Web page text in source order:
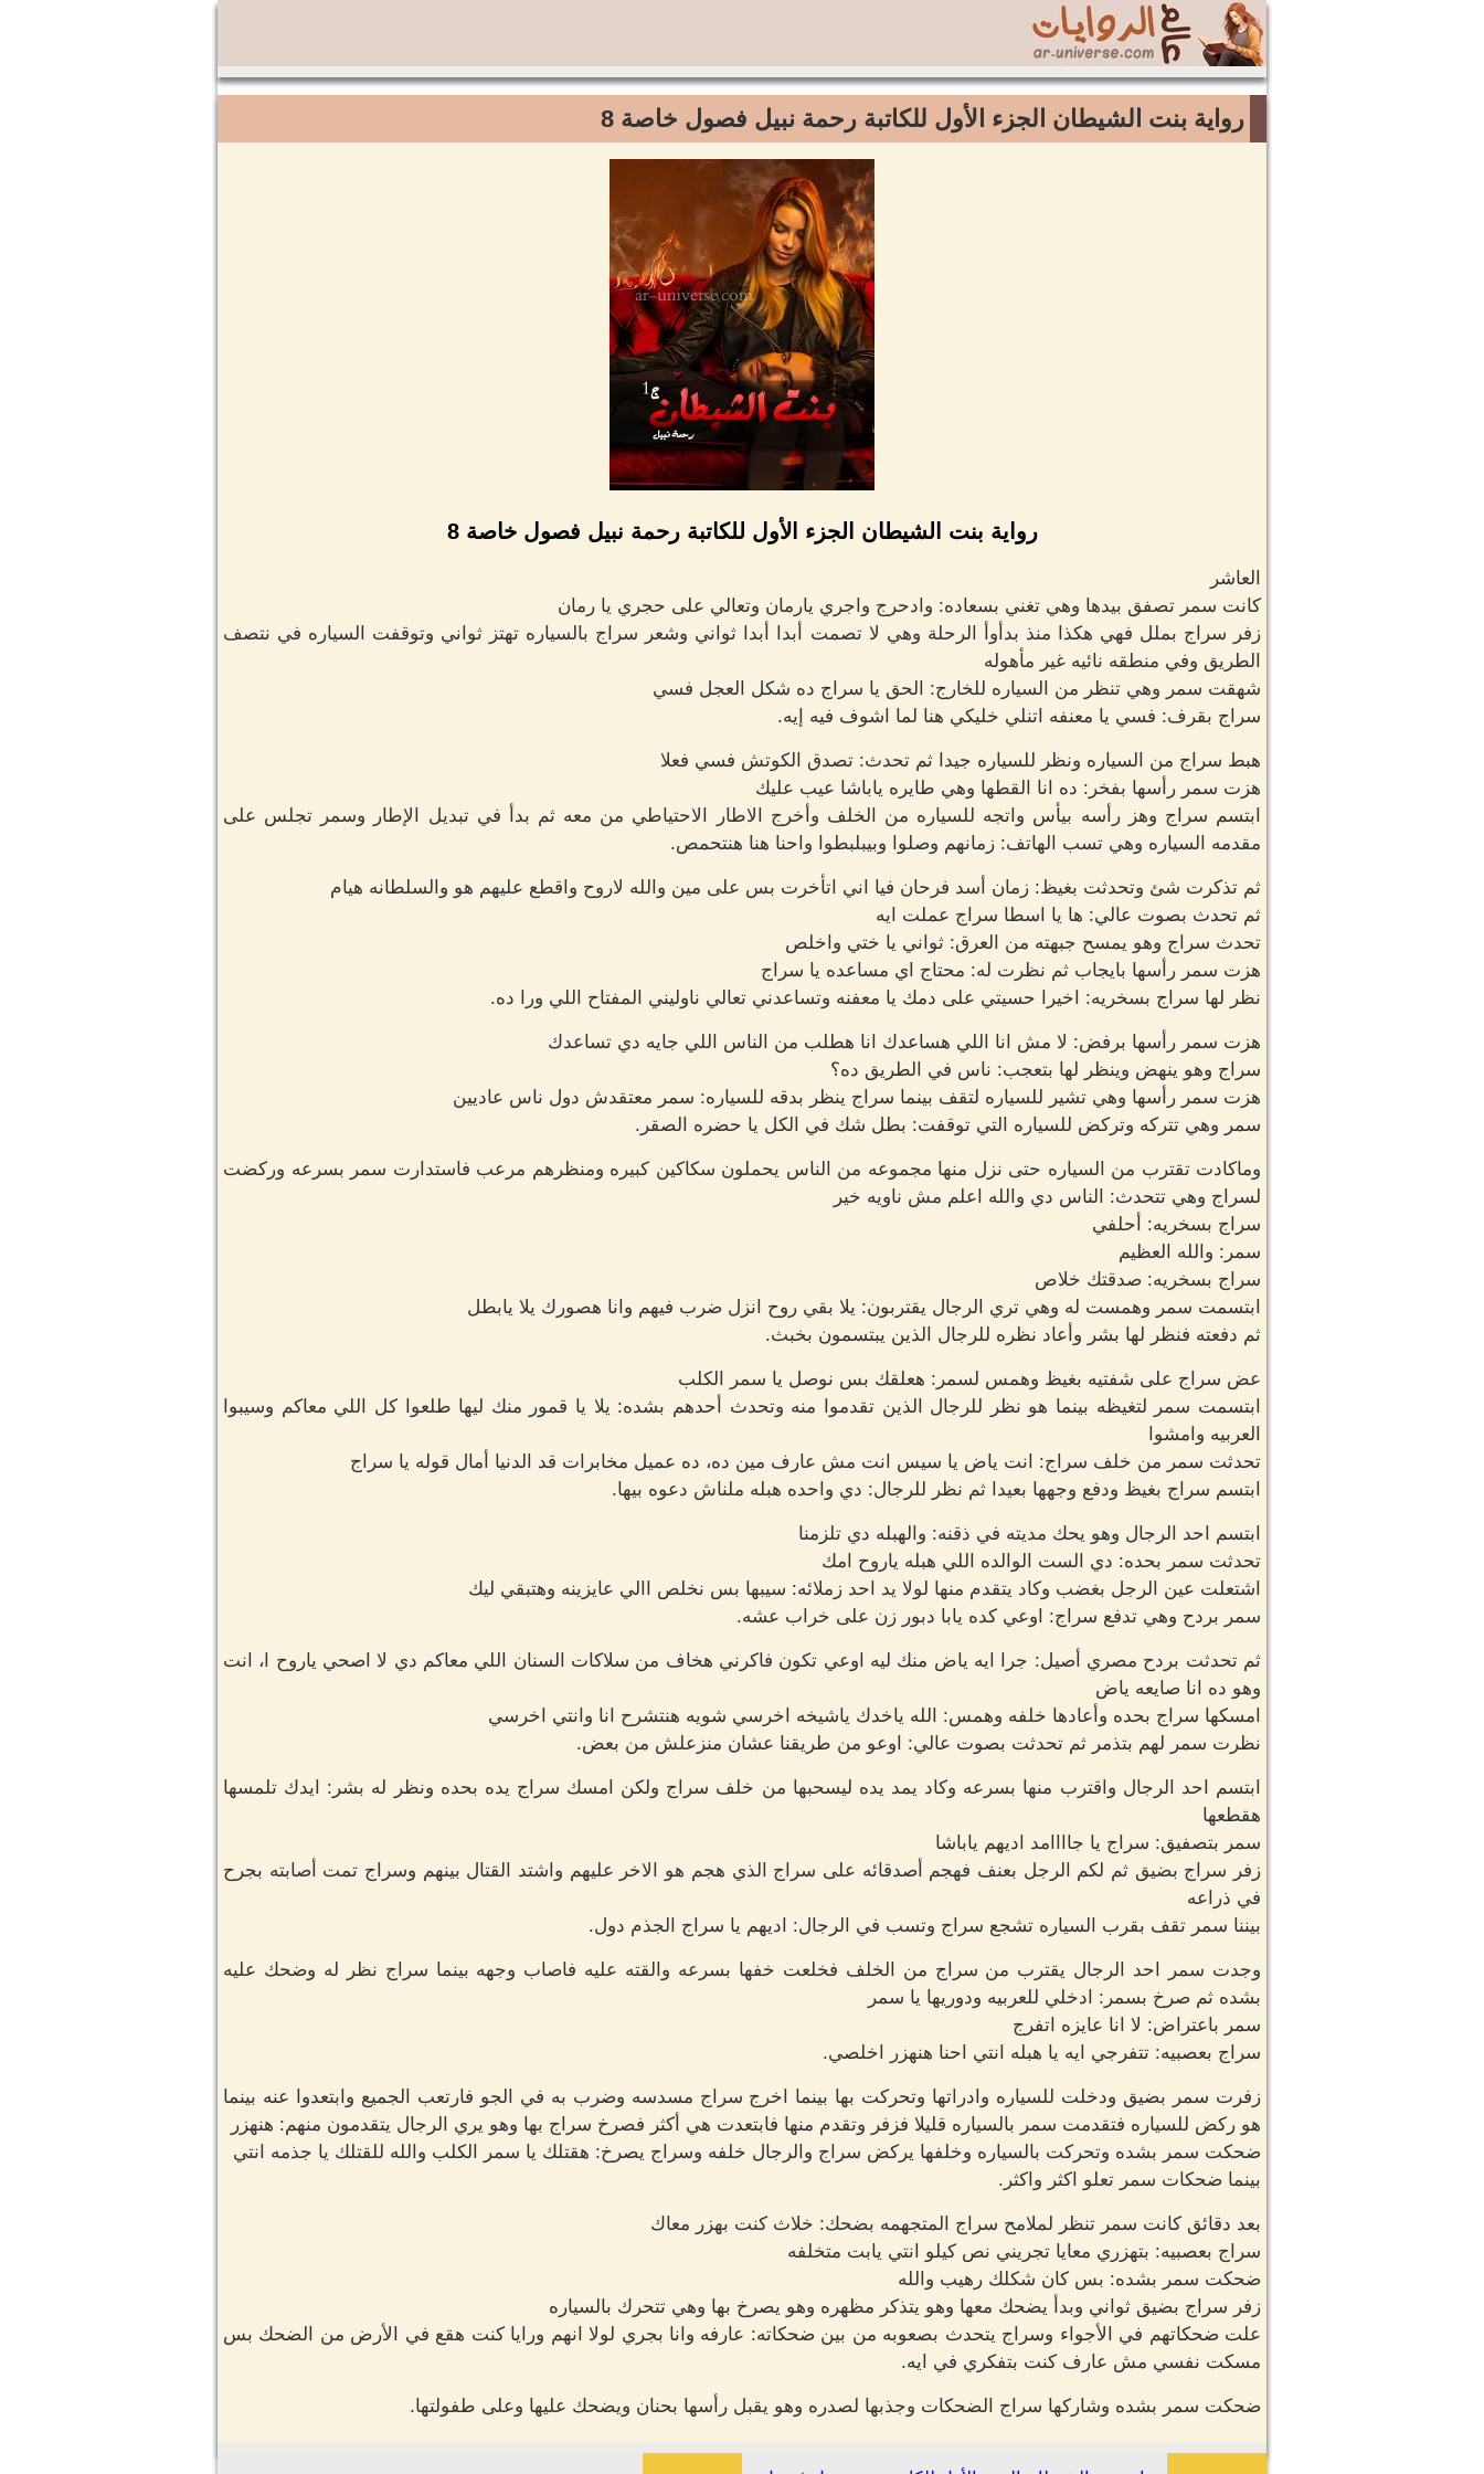
رواية بنت الشيطان الجزء الأول للكاتبة رحمة نبيل فصول خاصة 8
رواية بنت الشيطان الجزء الأول للكاتبة رحمة نبيل فصول خاصة 8
العاشر
كانت سمر تصفق بيدها وهي تغني بسعاده: وادحرج واجري يارمان وتعالي على حجري يا رمان
زفر سراج بملل فهي هكذا منذ بدأوأ الرحلة وهي لا تصمت أبدا أبدا ثواني وشعر سراج بالسياره تهتز ثواني وتوقفت السياره في نتصف
الطريق وفي منطقه نائيه غير مأهوله
شهقت سمر وهي تنظر من السياره للخارج: الحق يا سراج ده شكل العجل فسي
سراج بقرف: فسي يا معنفه اتنلي خليكي هنا لما اشوف فيه إيه.
هبط سراج من السياره ونظر للسياره جيدا ثم تحدث: تصدق الكوتش فسي فعلا
هزت سمر رأسها بفخر: ده انا القطها وهي طايره ياباشا عيب عليك
ابتسم سراج وهز رأسه بيأس واتجه للسياره من الخلف وأخرج الاطار الاحتياطي من معه ثم بدأ في تبديل الإطار وسمر تجلس على
مقدمه السياره وهي تسب الهاتف: زمانهم وصلوا وبيبلبطوا واحنا هنا هنتحمص.
ثم تذكرت شئ وتحدثت بغيظ: زمان أسد فرحان فيا اني اتأخرت بس على مين والله لاروح واقطع عليهم هو والسلطانه هيام
ثم تحدث بصوت عالي: ها يا اسطا سراج عملت ايه
تحدث سراج وهو يمسح جبهته من العرق: ثواني يا ختي واخلص
هزت سمر رأسها بايجاب ثم نظرت له: محتاج اي مساعده يا سراج
نظر لها سراج بسخريه: اخيرا حسيتي على دمك يا معفنه وتساعدني تعالي ناوليني المفتاح اللي ورا ده.
هزت سمر رأسها برفض: لا مش انا اللي هساعدك انا هطلب من الناس اللي جايه دي تساعدك
سراج وهو ينهض وينظر لها بتعجب: ناس في الطريق ده؟
هزت سمر رأسها وهي تشير للسياره لتقف بينما سراج ينظر بدقه للسياره: سمر معتقدش دول ناس عاديين
سمر وهي تتركه وتركض للسياره التي توقفت: بطل شك في الكل يا حضره الصقر.
وماكادت تقترب من السياره حتى نزل منها مجموعه من الناس يحملون سكاكين كبيره ومنظرهم مرعب فاستدارت سمر بسرعه وركضت
لسراج وهي تتحدث: الناس دي والله اعلم مش ناويه خير
سراج بسخريه: أحلفي
سمر: والله العظيم
سراج بسخريه: صدقتك خلاص
ابتسمت سمر وهمست له وهي تري الرجال يقتربون: يلا بقي روح انزل ضرب فيهم وانا هصورك يلا يابطل
ثم دفعته فنظر لها بشر وأعاد نظره للرجال الذين يبتسمون بخبث.
عض سراج على شفتيه بغيظ وهمس لسمر: هعلقك بس نوصل يا سمر الكلب
ابتسمت سمر لتغيظه بينما هو نظر للرجال الذين تقدموا منه وتحدث أحدهم بشده: يلا يا قمور منك ليها طلعوا كل اللي معاكم وسيبوا
العربيه وامشوا
تحدثت سمر من خلف سراج: انت ياض يا سيس انت مش عارف مين ده، ده عميل مخابرات قد الدنيا أمال قوله يا سراج
ابتسم سراج بغيظ ودفع وجهها بعيدا ثم نظر للرجال: دي واحده هبله ملناش دعوه بيها.
ابتسم احد الرجال وهو يحك مديته في ذقنه: والهبله دي تلزمنا
تحدثت سمر بحده: دي الست الوالده اللي هبله ياروح امك
اشتعلت عين الرجل بغضب وكاد يتقدم منها لولا يد احد زملائه: سيبها بس نخلص االي عايزينه وهتبقي ليك
سمر بردح وهي تدفع سراج: اوعي كده يابا دبور زن على خراب عشه.
ثم تحدثت بردح مصري أصيل: جرا ايه ياض منك ليه اوعي تكون فاكرني هخاف من سلاكات السنان اللي معاكم دي لا اصحي ياروح ا، انت
وهو ده انا صايعه ياض
امسكها سراج بحده وأعادها خلفه وهمس: الله ياخدك ياشيخه اخرسي شويه هنتشرح انا وانتي اخرسي
نظرت سمر لهم بتذمر ثم تحدثت بصوت عالي: اوعو من طريقنا عشان منزعلش من بعض.
ابتسم احد الرجال واقترب منها بسرعه وكاد يمد يده ليسحبها من خلف سراج ولكن امسك سراج يده بحده ونظر له بشر: ايدك تلمسها
هقطعها
سمر بتصفيق: سراج يا جاااامد اديهم ياباشا
زفر سراج بضيق ثم لكم الرجل بعنف فهجم أصدقائه على سراج الذي هجم هو الاخر عليهم واشتد القتال بينهم وسراج تمت أصابته بجرح
في ذراعه
بيننا سمر تقف بقرب السياره تشجع سراج وتسب في الرجال: اديهم يا سراج الجذم دول.
وجدت سمر احد الرجال يقترب من سراج من الخلف فخلعت خفها بسرعه والقته عليه فاصاب وجهه بينما سراج نظر له وضحك عليه
بشده ثم صرخ بسمر: ادخلي للعربيه ودوريها يا سمر
سمر باعتراض: لا انا عايزه اتفرج
سراج بعصبيه: تتفرجي ايه يا هبله انتي احنا هنهزر اخلصي.
زفرت سمر بضيق ودخلت للسياره وادراتها وتحركت بها بينما اخرج سراج مسدسه وضرب به في الجو فارتعب الجميع وابتعدوا عنه بينما
هو ركض للسياره فتقدمت سمر بالسياره قليلا فزفر وتقدم منها فابتعدت هي أكثر فصرخ سراج بها وهو يري الرجال يتقدمون منهم: هنهزر
ضحكت سمر بشده وتحركت بالسياره وخلفها يركض سراج والرجال خلفه وسراج يصرخ: هقتلك يا سمر الكلب والله للقتلك يا جذمه انتي
بينما ضحكات سمر تعلو اكثر واكثر.
بعد دقائق كانت سمر تنظر لملامح سراج المتجهمه بضحك: خلاث كنت بهزر معاك
سراج بعصبيه: بتهزري معايا تجريني نص كيلو انتي يابت متخلفه
ضحكت سمر بشده: بس كان شكلك رهيب والله
زفر سراج بضيق ثواني وبدأ يضحك معها وهو يتذكر مظهره وهو يصرخ بها وهي تتحرك بالسياره
علت ضحكاتهم في الأجواء وسراج يتحدث بصعوبه من بين ضحكاته: عارفه وانا بجري لولا انهم ورايا كنت هقع في الأرض من الضحك بس
مسكت نفسي مش عارف كنت بتفكري في ايه.
ضحكت سمر بشده وشاركها سراج الضحكات وجذبها لصدره وهو يقبل رأسها بحنان ويضحك عليها وعلى طفولتها.